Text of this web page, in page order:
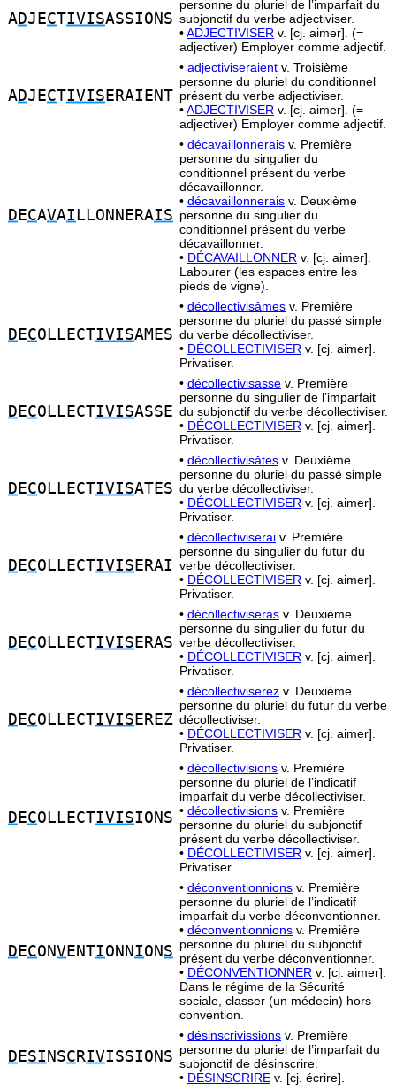
ADJECTIVISASSIONS
personne du pluriel de l’imparfait du
subjonctif du verbe adjectiviser.
•ADJECTIVISER v. [cj. aimer]. (=
adjectiver) Employer comme adjectif.
ADJECTIVIS ERAIENT
• adjectiviseraient v. Troisième
personne du pluriel du conditionnel
présent du verbe adjectiviser.
•ADJECTIVISER v. [cj. aimer]. (=
adjectiver) Employer comme adjectif.
D ECAVAI LLONNERAIS
• décavaillonnerais v. Première
personne du singulier du
conditionnel présent du verbe
décavaillonner.
• décavaillonnerais v. Deuxième
personne du singulier du
conditionnel présent du verbe
décavaillonner.
• DÉCAVAILLONNER v. [cj. aimer].
Labourer (les espaces entre les
pieds de vigne).
D ECOLLECTIVISAMES
• décollectivisâmes v. Première
personne du pluriel du passé simple
du verbe décollectiviser.
• DÉCOLLECTIVISER v. [cj. aimer].
Privatiser.
D ECOLLECTIVISASSE
• décollectivisasse v. Première
personne du singulier de l’imparfait
du subjonctif du verbe décollectiviser.
• DÉCOLLECTIVISER v. [cj. aimer].
Privatiser.
D ECOLLECTIVISATES
• décollectivisâtes v. Deuxième
personne du pluriel du passé simple
du verbe décollectiviser.
• DÉCOLLECTIVISER v. [cj. aimer].
Privatiser.
D ECOLLECTIVIS ERAI
• décollectiviserai v. Première
personne du singulier du futur du
verbe décollectiviser.
• DÉCOLLECTIVISER v. [cj. aimer].
Privatiser.
D ECOLLECTIVIS ERAS
• décollectiviseras v. Deuxième
personne du singulier du futur du
verbe décollectiviser.
• DÉCOLLECTIVISER v. [cj. aimer].
Privatiser.
D ECOLLECTIVIS EREZ
• décollectiviserez v. Deuxième
personne du pluriel du futur du verbe
décollectiviser.
• DÉCOLLECTIVISER v. [cj. aimer].
Privatiser.
D ECOLLECTIVISIONS
• décollectivisions v. Première
personne du pluriel de l’indicatif
imparfait du verbe décollectiviser.
• décollectivisions v. Première
personne du pluriel du subjonctif
présent du verbe décollectiviser.
• DÉCOLLECTIVISER v. [cj. aimer].
Privatiser.
D ECONVENTIONN ION S
• déconventionnions v. Première
personne du pluriel de l’indicatif
imparfait du verbe déconventionner.
• déconventionnions v. Première
personne du pluriel du subjonctif
présent du verbe déconventionner.
• DÉCONVENTIONNER v. [cj. aimer].
Dans le régime de la Sécurité
sociale, classer (un médecin) hors
convention.
D ESI NSC RIVISSIONS
• désinscrivissions v. Première
personne du pluriel de l’imparfait du
subjonctif de désinscrire.
• DÉSINSCRIRE v. [cj. écrire].